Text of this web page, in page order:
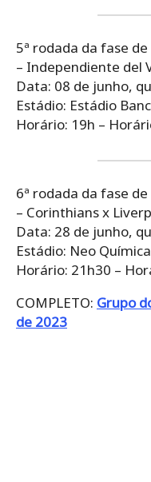
5ª rodada da fase
– Independiente del
Data: 08 de junho,
Estádio: Estádio
Horário: 19h –
6ª rodada da fase
– Corinthians x
Data: 28 de junho,
Estádio: Neo
Horário: 21h30 –
COMPLETO: Grupo
de 2023